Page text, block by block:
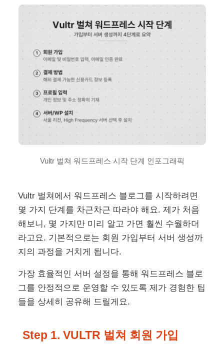
Vultr 벌쳐 워드프레스 시작 단계 인포그래픽
Vultr 벌쳐에서 워드프레스 블로그를 시작하려면
몇 가지 단계를 차근차근 따라야 해요. 제가 처음
해보니, 몇 가지만 미리 알고 가면 훨씬 수월하더
라고요. 기본적으로는 회원 가입부터 서버 생성까
지의 과정을 거치게 됩니다.
가장 효율적인 서버 설정을 통해 워드프레스 블로
그를 안정적으로 운영할 수 있도록 제가 경험한 팁
들을 상세히 공유해 드릴게요.
Step 1. VULTR 벌쳐 회원 가입